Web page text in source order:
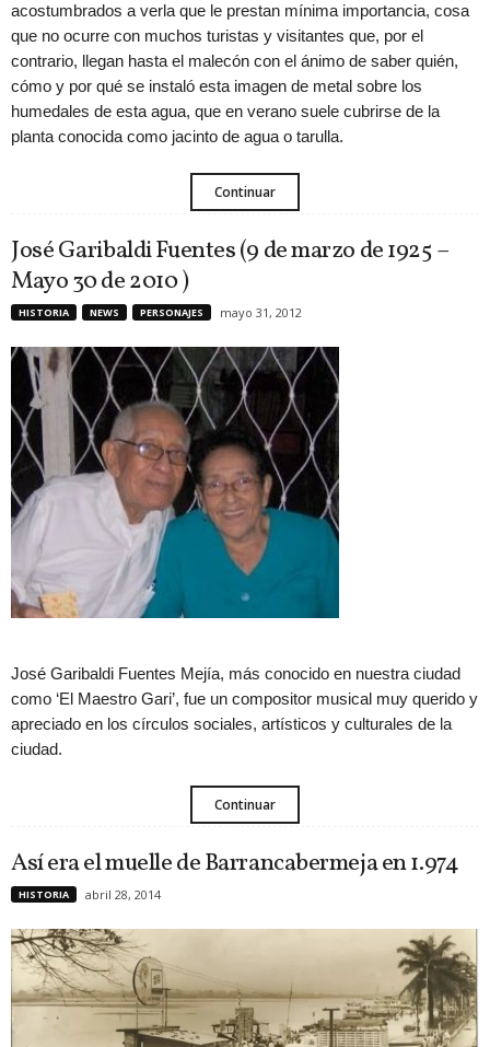
acostumbrados a verla que le prestan mínima importancia, cosa
que no ocurre con muchos turistas y visitantes que, por el
contrario, llegan hasta el malecón con el ánimo de saber quién,
cómo y por qué se instaló esta imagen de metal sobre los
humedales de esta agua, que en verano suele cubrirse de la
planta conocida como jacinto de agua o tarulla.
Continuar
José Garibaldi Fuentes (9 de marzo de 1925 –
Mayo 30 de 2010 )
HISTORIA NEWS PERSONAJES mayo 31, 2012
José Garibaldi Fuentes Mejía, más conocido en nuestra ciudad
como ‘El Maestro Gari’, fue un compositor musical muy querido y
apreciado en los círculos sociales, artísticos y culturales de la
ciudad.
Continuar
Así era el muelle de Barrancabermeja en 1.974
HISTORIA abril 28, 2014